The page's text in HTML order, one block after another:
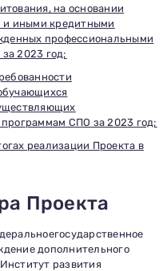
на основании
и иными кредитными
профессиональными
2023 год;
СПО за 2023 год;
реализации Проекта в
Проекта
дополнительного
развития